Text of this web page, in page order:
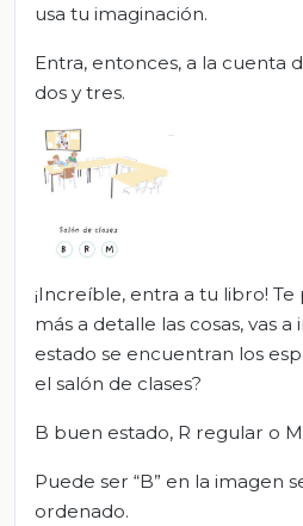
usa tu imaginación.
Entra, entonces, a la cuenta
dos y tres.
¡Increíble, entra a tu libro!
más a detalle las cosas, vas a
estado se encuentran los
el salón de clases?
B buen estado, R regular o
Puede ser “B” en la imagen
ordenado.